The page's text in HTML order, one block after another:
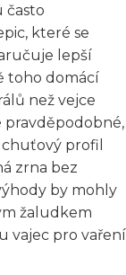
často
které se
lepší
toho domácí
než vejce
pravděpodobné,
profil
zrna bez
by mohly
žaludkem
vajec pro vaření